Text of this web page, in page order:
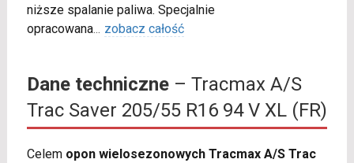
niższe spalanie paliwa. Specjalnie
opracowana... zobacz całość
Dane techniczne– Tracmax A/S
Trac Saver 205/55 R16 94 V XL (FR)
Celem opon wielosezonowych Tracmax A/S Trac